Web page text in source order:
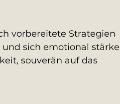
vorbereitete Strategien
sich emotional
souverän auf das